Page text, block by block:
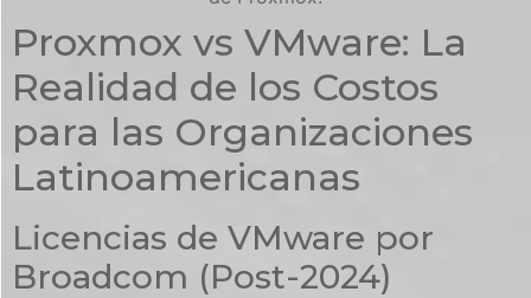
Proxmox vs VMware: La
Realidad de los Costos
para las Organizaciones
Latinoamericanas
Licencias de VMware por
Broadcom (Post-2024)